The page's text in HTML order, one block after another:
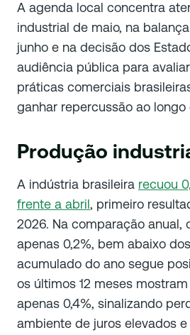
A agenda local concentra
industrial de maio, na
junho e na decisão dos
audiência pública para
práticas comerciais
ganhar repercussão ao longo
Produção
A indústria brasileira recuou
frente a abril, primeiro
2026. Na comparação anual,
apenas 0,2%, bem abaixo
acumulado do ano segue
os últimos 12 meses
apenas 0,4%, sinalizando
ambiente de juros elevados